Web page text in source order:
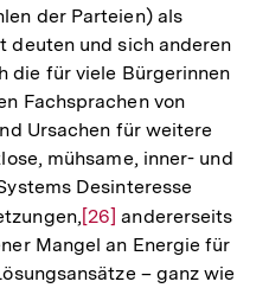
der Parteien) als
deuten und sich anderen
die für viele Bürgerinnen
Fachsprachen von
Ursachen für weitere
mühsame, inner- und
Desinteresse
Zur
Auflösung
der
[26] andererseits
Mangel an Energie für
– ganz wie